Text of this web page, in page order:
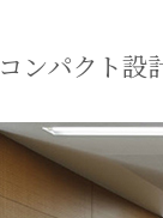
コンパクト設